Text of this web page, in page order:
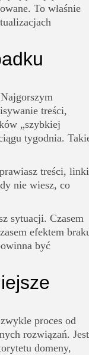
To właśnie
treści,
„szybkiej
tygodnia.
treści,
nie wiesz, co
sytuacji. Czasem
efektem
być
proces od
rozwiązań. Jest
domeny,